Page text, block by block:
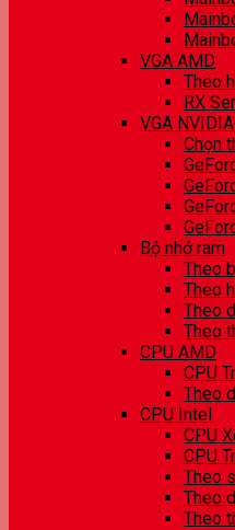
VGA AMD
Theo
RX
VGA NVIDIA
Chọn
Bộ nhớ ram
Theo
Theo
Theo
Theo
CPU AMD
CPU
Theo
CPU Intel
CPU
CPU
Theo
Theo
Theo